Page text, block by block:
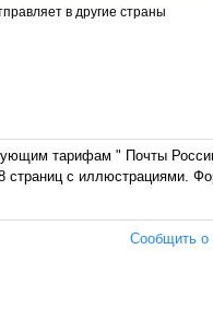
в другие страны
тарифам " Почты
страниц с иллюстрациями.
Сообщить о